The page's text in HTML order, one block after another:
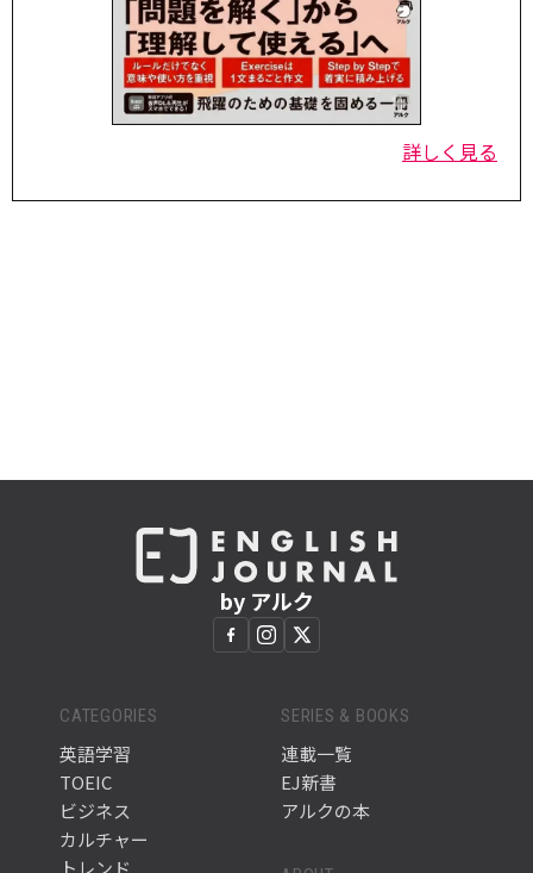
詳しく見る
by アルク
CATEGORIES
英語学習
TOEIC
ビジネス
カルチャー
トレンド
SERIES & BOOKS
連載一覧
EJ新書
アルクの本